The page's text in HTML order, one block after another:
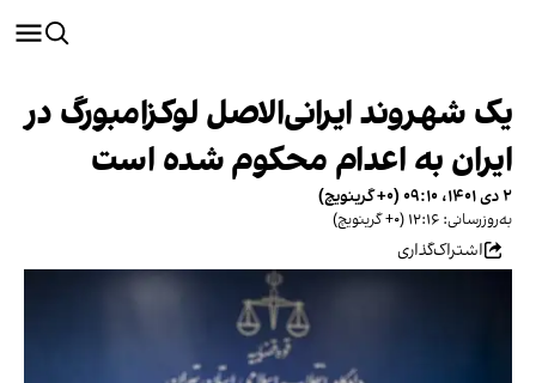
یک شهروند ایرانی‌الاصل لوکزامبورگ در
ایران به اعدام محکوم شده است
۲ دی ۱۴۰۱، ۰۹:۱۰ (‎+۰ گرینویچ)
به‌روزرسانی: ۱۲:۱۶ (‎+۰ گرینویچ)
اشتراک‌گذاری